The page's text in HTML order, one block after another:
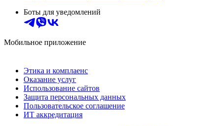
Боты для уведомлений
Мобильное приложение
Этика и комплаенс
Оказание услуг
Использование сайтов
Защита персональных данных
Пользовательское соглашение
ИТ аккредитация